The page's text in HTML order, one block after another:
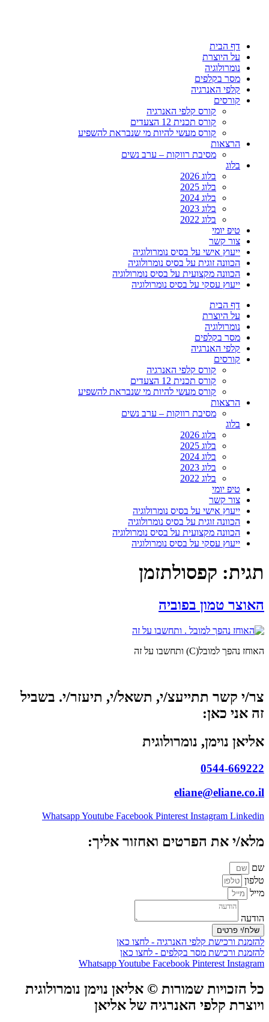
דף הבית
על היוצרת
נומרולוגיה
מסר בקלפים
קלפי האנרגיה
קורסים
קורס קלפי האנרגיה
קורס תכנית 12 הצעדים
קורס מעשי להיות מי שנבראת להשפיע
הרצאות
מסיבת רווקות – ערב נשים
בלוג
בלוג 2026
בלוג 2025
בלוג 2024
בלוג 2023
בלוג 2022
טיפ יומי
צור קשר
ייעוץ אישי על בסיס נומרולוגיה
הכוונה זוגית על בסיס נומרולוגיה
הכוונה מקצועית על בסיס נומרולוגיה
ייעוץ עסקי על בסיס נומרולוגיה
דף הבית
על היוצרת
נומרולוגיה
מסר בקלפים
קלפי האנרגיה
קורסים
קורס קלפי האנרגיה
קורס תכנית 12 הצעדים
קורס מעשי להיות מי שנבראת להשפיע
הרצאות
מסיבת רווקות – ערב נשים
בלוג
בלוג 2026
בלוג 2025
בלוג 2024
בלוג 2023
בלוג 2022
טיפ יומי
צור קשר
ייעוץ אישי על בסיס נומרולוגיה
הכוונה זוגית על בסיס נומרולוגיה
הכוונה מקצועית על בסיס נומרולוגיה
ייעוץ עסקי על בסיס נומרולוגיה
תגית: קפסולתזמן
האוצר טמון בפוביה
האוחז נהפך למובל(C) ותחשבו על זה
צר/י קשר תתייעצ/י, תשאל/י, תיעזר/י. בשביל
זה אני כאן:
אליאן נוימן, נומרולוגית
0544-669222
eliane@eliane.co.il
WhatsappYoutube Facebook Pinterest Instagram Linkedin
מלא/י את הפרטים ואחזור אליך:
שם
טלפון
מייל
הודעה
שלח/י פרטים
להזמנת ורכישת קלפי האנרגיה - לחצו כאן
להזמנת ורכישת מסר בקלפים - לחצו כאן
WhatsappYoutube Facebook Pinterest Instagram
כל הזכויות שמורות © אליאן נוימן נומרולוגית
ויוצרת קלפי האנרגיה של אליאן